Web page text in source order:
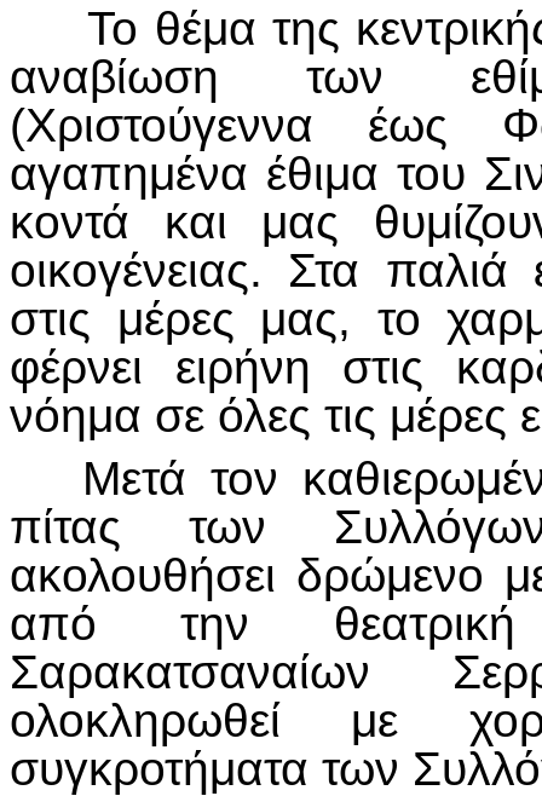
Το θέμα της
αναβίωση των
(Χριστούγεννα
αγαπημένα έθιμα του
κοντά και μας
οικογένειας. Στα
στις μέρες μας, το
φέρνει ειρήνη στις
νόημα σε όλες τις μέρες
Μετά τον
πίτας των
ακολουθήσει δρώμενο
από την
Σαρακατσαναίων
ολοκληρωθεί με
συγκροτήματα των